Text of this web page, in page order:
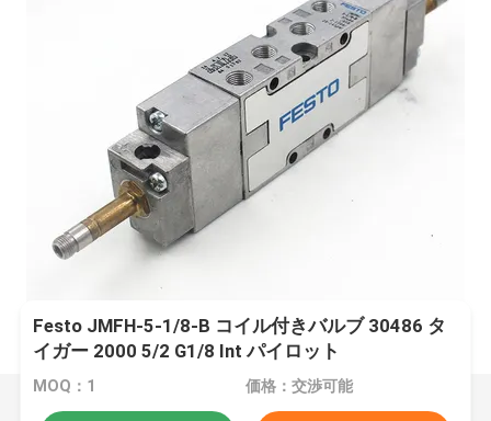
Festo JMFH-5-1/8-B コイル付きバルブ 30486 タ
イガー 2000 5/2 G1/8 Int パイロット
MOQ：1 価格：交渉可能